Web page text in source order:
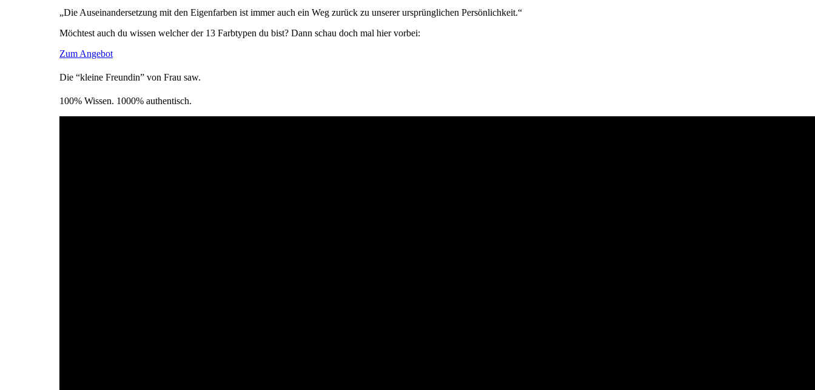
„Die Auseinandersetzung mit den Eigenfarben ist immer auch ein Weg zurück zu unserer ursprünglichen Persönlichkeit.“
Möchtest auch du wissen welcher der 13 Farbtypen du bist? Dann schau doch mal hier vorbei:
Zum Angebot
Die “kleine Freundin” von Frau saw.
100% Wissen. 1000% authentisch.